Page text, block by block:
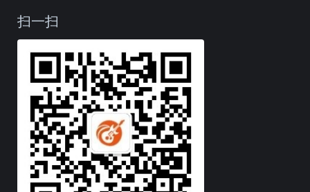
扫一扫